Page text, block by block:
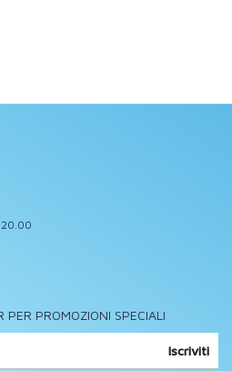
PER PROMOZIONI SPECIALI
Iscriviti